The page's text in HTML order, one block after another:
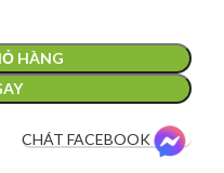
HÀNG
CHÁT FACEBOOK